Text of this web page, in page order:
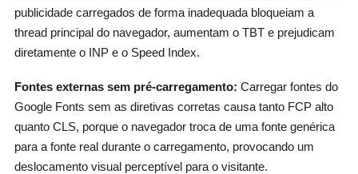
publicidade carregados de forma inadequada bloqueiam a
thread principal do navegador, aumentam o TBT e prejudicam
diretamente o INP e o Speed Index.
Fontes externas sem pré-carregamento: Carregar fontes do
Google Fonts sem as diretivas corretas causa tanto FCP alto
quanto CLS, porque o navegador troca de uma fonte genérica
para a fonte real durante o carregamento, provocando um
deslocamento visual perceptível para o visitante.